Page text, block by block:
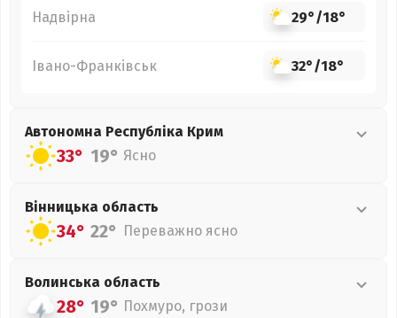
Надвірна 29°/18°
Івано-Франківськ 32°/18°
Автономна Республіка Крим
33° 19° Ясно
Вінницька область
34° 22° Переважно ясно
Волинська область
28° 19° Похмуро, грози